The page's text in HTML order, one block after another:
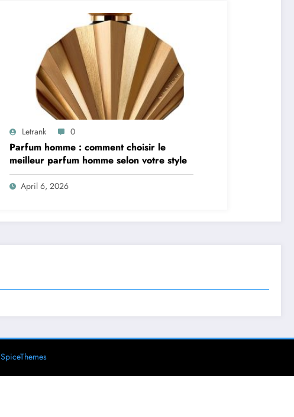
Letrank 0
Parfum homme : comment choisir le
meilleur parfum homme selon votre style
April 6, 2026
SpiceThemes